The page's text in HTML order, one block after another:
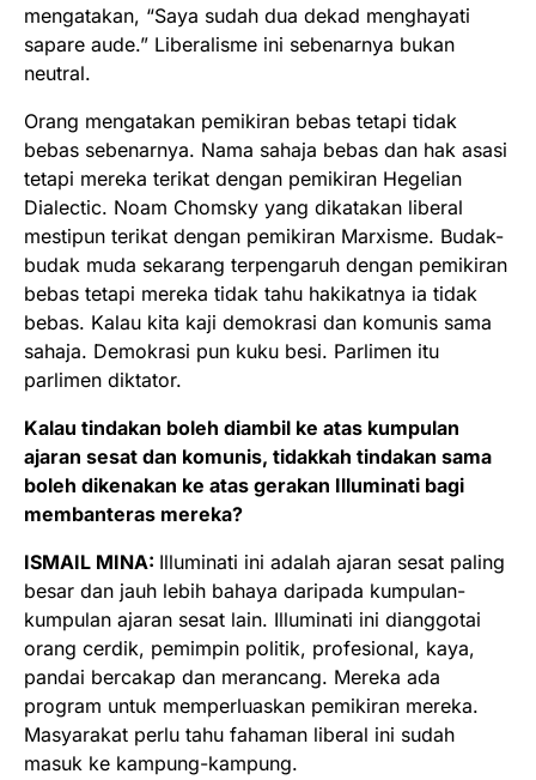
mengatakan, “Saya sudah dua dekad menghayati
sapare aude.” Liberalisme ini sebenarnya bukan
neutral.
Orang mengatakan pemikiran bebas tetapi tidak
bebas sebenarnya. Nama sahaja bebas dan hak asasi
tetapi mereka terikat dengan pemikiran Hegelian
Dialectic. Noam Chomsky yang dikatakan liberal
mestipun terikat dengan pemikiran Marxisme. Budak-
budak muda sekarang terpengaruh dengan pemikiran
bebas tetapi mereka tidak tahu hakikatnya ia tidak
bebas. Kalau kita kaji demokrasi dan komunis sama
sahaja. Demokrasi pun kuku besi. Parlimen itu
parlimen diktator.
Kalau tindakan boleh diambil ke atas kumpulan
ajaran sesat dan komunis, tidakkah tindakan sama
boleh dikenakan ke atas gerakan Illuminati bagi
membanteras mereka?
ISMAIL MINA: Illuminati ini adalah ajaran sesat paling
besar dan jauh lebih bahaya daripada kumpulan-
kumpulan ajaran sesat lain. Illuminati ini dianggotai
orang cerdik, pemimpin politik, profesional, kaya,
pandai bercakap dan merancang. Mereka ada
program untuk memperluaskan pemikiran mereka.
Masyarakat perlu tahu fahaman liberal ini sudah
masuk ke kampung-kampung.